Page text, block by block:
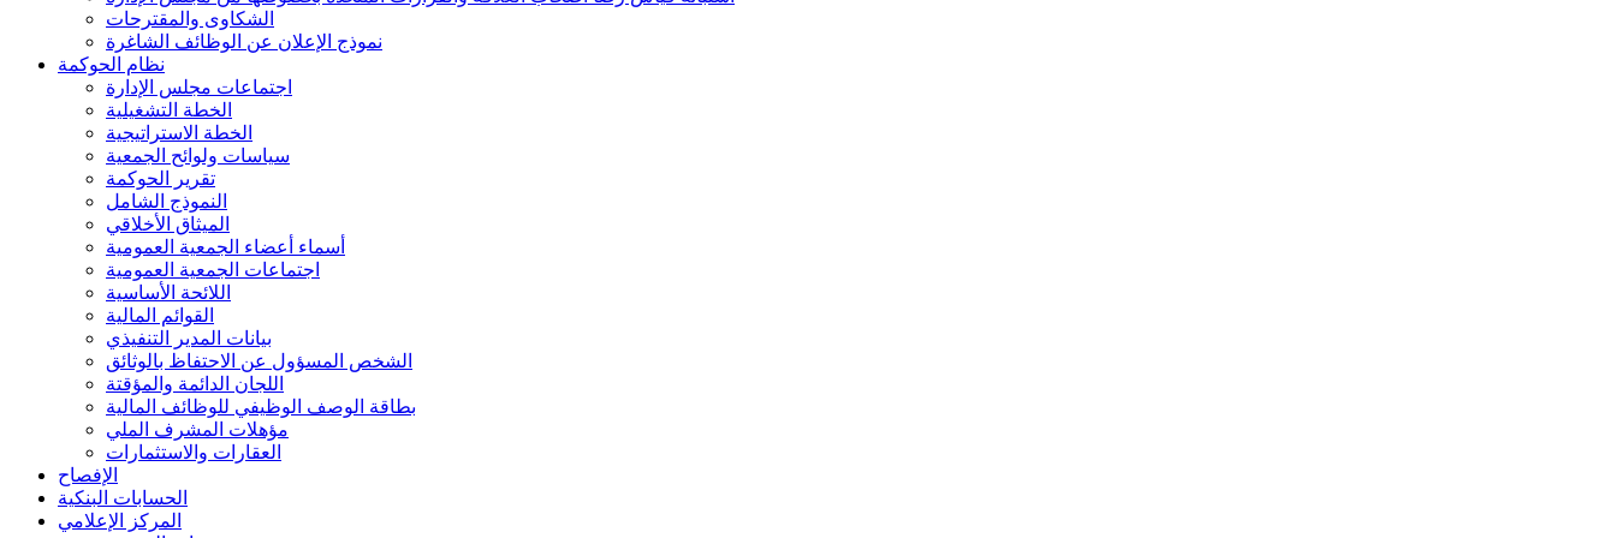
الشكاوى والمقترحات
نموذج الإعلان عن الوظائف الشاغرة
نظام الحوكمة
اجتماعات مجلس الإدارة
الخطة التشغيلية
الخطة الاستراتيجية
سياسات ولوائح الجمعية
تقرير الحوكمة
النموذج الشامل
الميثاق الأخلاقي
أسماء أعضاء الجمعية العمومية
اجتماعات الجمعية العمومية
اللائحة الأساسية
القوائم المالية
بيانات المدير التنفيذي
الشخص المسؤول عن الاحتفاظ بالوثائق
اللجان الدائمة والمؤقتة
بطاقة الوصف الوظيفي للوظائف المالية
مؤهلات المشرف الملي
العقارات والاستثمارات
الإفصاح
الحسابات البنكية
المركز الإعلامي